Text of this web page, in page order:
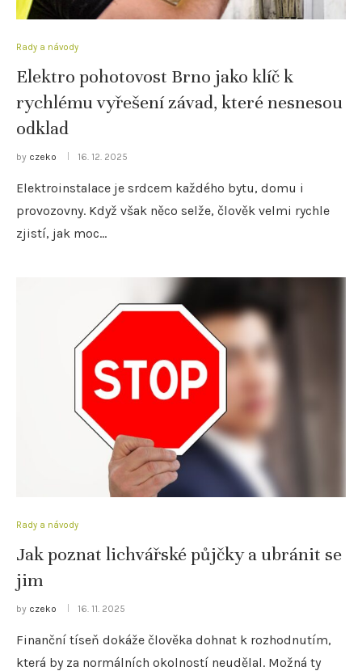
Rady a návody
Elektro pohotovost Brno jako klíč k
rychlému vyřešení závad, které nesnesou
odklad
by czeko 16. 12. 2025
Elektroinstalace je srdcem každého bytu, domu i
provozovny. Když však něco selže, člověk velmi rychle
zjistí, jak moc…
Rady a návody
Jak poznat lichvářské půjčky a ubránit se
jim
by czeko 16. 11. 2025
Finanční tíseň dokáže člověka dohnat k rozhodnutím,
která by za normálních okolností neudělal. Možná ty